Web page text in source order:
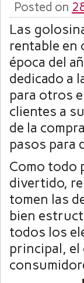
Posted on
Las
rentable en
época del
dedicado a
para otros
clientes a
de la
pasos para
Como todo
divertido,
tomen las
bien
todos los
principal, el